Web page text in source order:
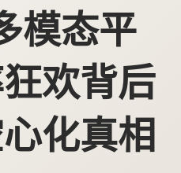
模态平
欢背后
化真相